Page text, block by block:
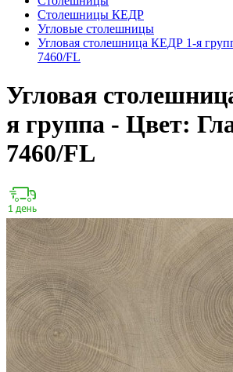
Столешницы КЕДР
Угловые столешницы
Угловая столешница КЕДР 1-я
7460/FL
Угловая
я группа - Цвет:
7460/FL